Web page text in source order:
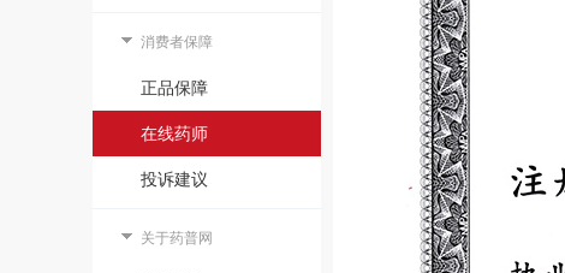
消费者保障
正品保障
在线药师
投诉建议
关于药普网